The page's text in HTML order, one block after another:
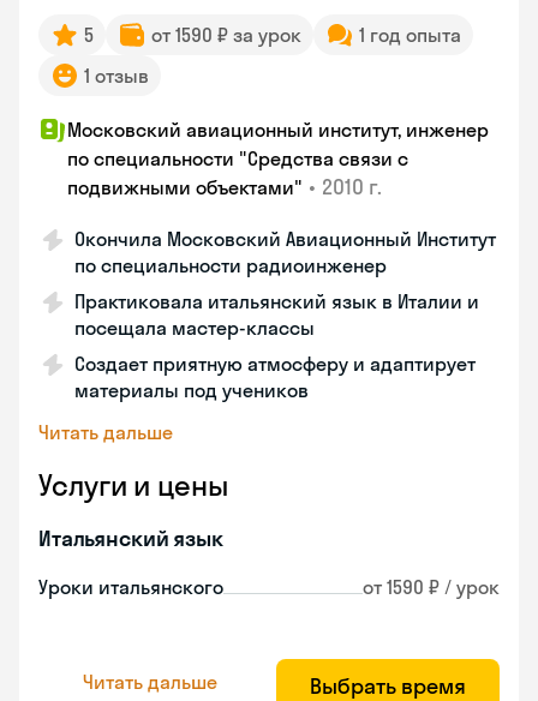
5 от 1590 ₽ за урок
1 год опыта
1 отзыв
Московский авиационный институт, инженер
по специальности "Средства связи с
подвижными объектами" • 2010 г.
Окончила Московский Авиационный Институт
по специальности радиоинженер
Практиковала итальянский язык в Италии и
посещала мастер-классы
Создает приятную атмосферу и адаптирует
материалы под учеников
Читать дальше
Услуги и цены
Итальянский язык
Уроки итальянского от 1590 ₽ / урок
Читать дальше Выбрать время